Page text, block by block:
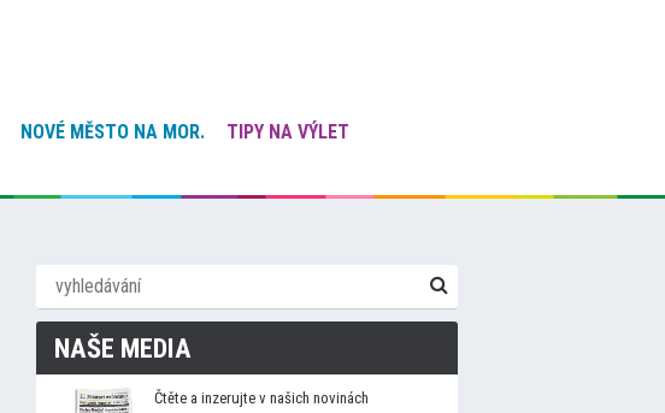
NOVÉ MĚSTO NA MOR.
TIPY NA VÝLET
NAŠE MEDIA
Čtěte a inzerujte v našich novinách